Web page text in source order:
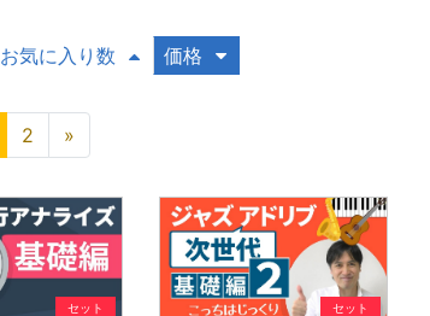
お気に入り数 価格
2 »
セット セット